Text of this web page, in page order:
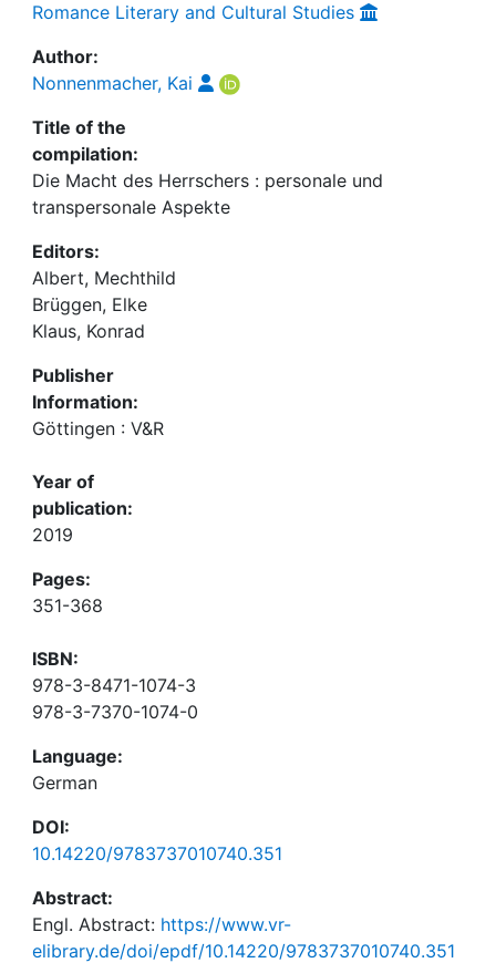
Romance Literary and Cultural Studies
Author:
Nonnenmacher, Kai
Title of the
compilation:
Die Macht des Herrschers : personale und
transpersonale Aspekte
Editors:
Albert, Mechthild
Brüggen, Elke
Klaus, Konrad
Publisher
Information:
Göttingen : V&R
Year of
publication:
2019
Pages:
351-368
ISBN:
978-3-8471-1074-3
978-3-7370-1074-0
Language:
German
DOI:
10.14220/9783737010740.351
Abstract:
Engl. Abstract: https://www.vr-
elibrary.de/doi/epdf/10.14220/9783737010740.351